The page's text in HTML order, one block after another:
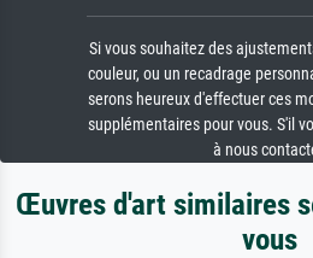
Si vous souhaitez des
couleur, ou un recadrage
serons heureux d'effectuer ces
supplémentaires pour vous. S'il
à nous
Œuvres d'art similaires
vous